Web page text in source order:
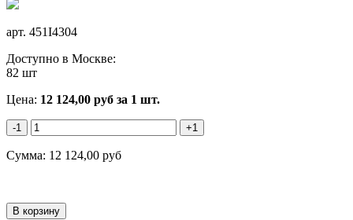
арт. 451I4304
Доступно в Москве:
82 шт
Цена: 12 124,00 руб за 1 шт.
-1 +1
Сумма: 12 124,00 руб